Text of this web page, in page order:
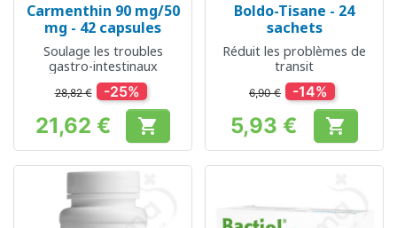
Carmenthin 90 mg/50
mg - 42 capsules
Soulage les troubles
gastro-intestinaux
28,82 € -25%
Prix
21,62 € 
Boldo-Tisane - 24
sachets
Réduit les problèmes de
transit
6,90 € -14%
Prix
5,93 € 